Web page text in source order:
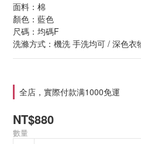
面料：棉
顏色：藍色
尺碼：均碼F
洗滌方式：機洗 手洗均可 / 深色
全店，實際付款满1000免運
NT$880
數量